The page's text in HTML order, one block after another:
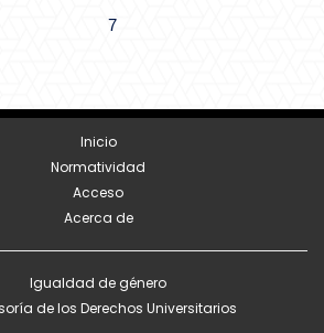
7
Inicio
Normatividad
Acceso
Acerca de
Igualdad de género
de los Derechos Universitarios